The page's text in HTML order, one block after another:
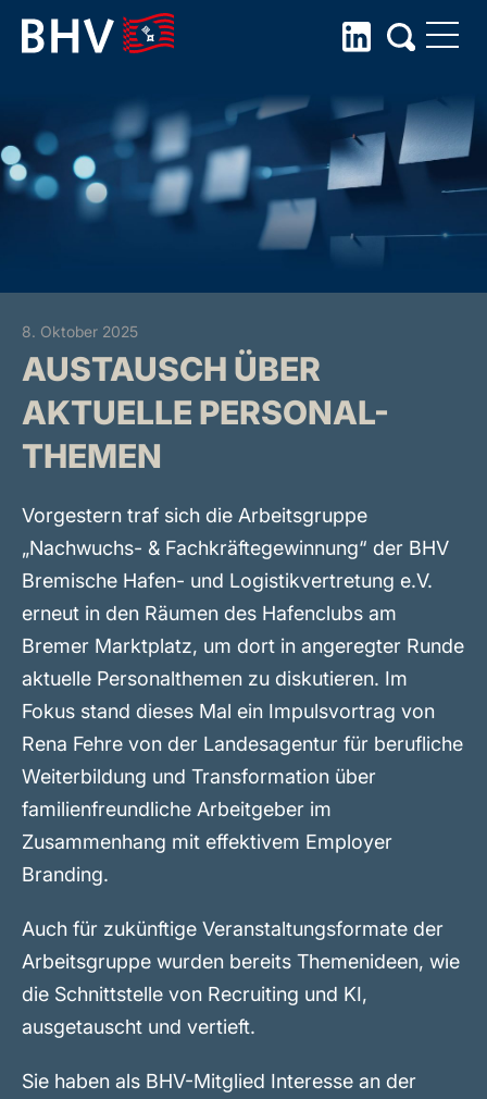
the
content
8. Oktober 2025
AUSTAUSCH ÜBER
AKTUELLE PERSONAL-
THEMEN
Vorgestern traf sich die Arbeitsgruppe
„Nachwuchs- & Fachkräftegewinnung“ der BHV
Bremische Hafen- und Logistikvertretung e.V.
erneut in den Räumen des Hafenclubs am
Bremer Marktplatz, um dort in angeregter Runde
aktuelle Personalthemen zu diskutieren. Im
Fokus stand dieses Mal ein Impulsvortrag von
Rena Fehre von der Landesagentur für berufliche
Weiterbildung und Transformation über
familienfreundliche Arbeitgeber im
Zusammenhang mit effektivem Employer
Branding.
Auch für zukünftige Veranstaltungsformate der
Arbeitsgruppe wurden bereits Themenideen, wie
die Schnittstelle von Recruiting und KI,
ausgetauscht und vertieft.
Sie haben als BHV-Mitglied Interesse an der